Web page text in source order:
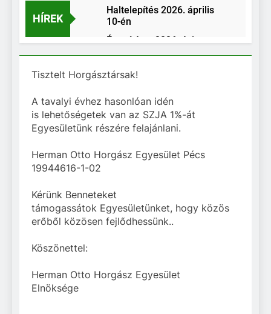
HÍREK
Haltelepítés 2026. április
10-én
Értesítés a 2026. évi
tervezett egyesületi
Elektronikus fogási napló a
HORGÁSZ App-on keresztül
Haltelepítés –
2025.11.26
Haltelepítés a MOHOSZ
Fejlesztési Célelőirányzat
ŐSZI TÁRSADALMI
2025.03.21
Közgyűlés
Haltelepítés 2024.12.03.
Tisztelt Horgásztársak!
A tavalyi évhez hasonlóan idén
is lehetőségetek van az SZJA 1%-át
Egyesületünk részére felajánlani.
Herman Otto Horgász Egyesület Pécs
19944616-1-02
Kérünk Benneteket
támogassátok Egyesületünket, hogy közös
erőből közösen fejlődhessünk..
Köszönettel:
Herman Otto Horgász Egyesület
Elnöksége